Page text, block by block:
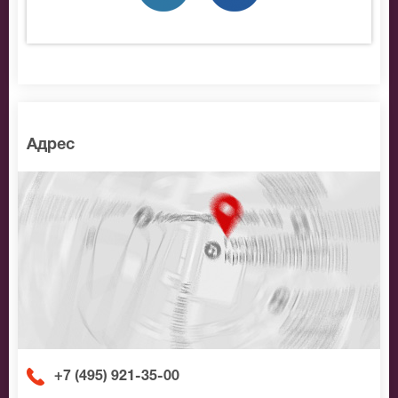
Адрес
+7 (495) 921-35-00